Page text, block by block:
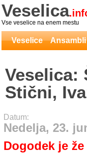
Veselica
Vse veselice na enem mestu
Veselice Ansambli
Veselica:
Stični,
Skupina
Datum:
Nedelja, 23.
Dogodek je